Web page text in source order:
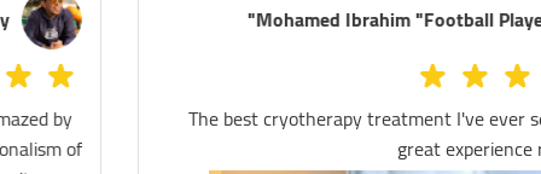
Mostafa Magdy
I visited Defy Egypt several times and I was amazed by
the quality of their services and the professionalism of